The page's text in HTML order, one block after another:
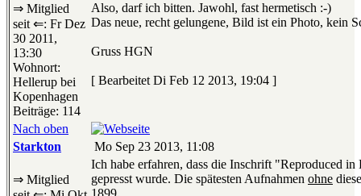
⇒ Mitglied
seit ⇐: Fr Dez
30 2011,
13:30
Wohnort:
Hellerup bei
Kopenhagen
Beiträge: 114
Also, darf ich bitten. Jawohl, fast hermetisch :-)
Das neue, recht gelungene, Bild ist ein Photo, kein
Gruss HGN
[ Bearbeitet Di Feb 12 2013, 19:04 ]
Nach oben
Starkton
Mo Sep 23 2013, 11:08
⇒ Mitglied
Ich habe erfahren, dass die Inschrift "Reproduced
gepresst wurde. Die spätesten Aufnahmen ohne